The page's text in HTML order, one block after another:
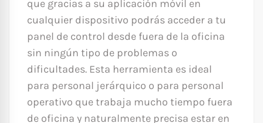
que gracias a su aplicación móvil en
cualquier dispositivo podrás acceder a tu
panel de control desde fuera de la oficina
sin ningún tipo de problemas o
dificultades. Esta herramienta es ideal
para personal jerárquico o para personal
operativo que trabaja mucho tiempo fuera
de oficina y naturalmente precisa estar en